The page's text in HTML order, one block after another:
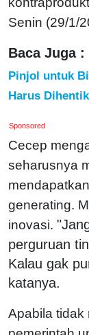
Senin (29/1/
Baca Juga :
Pinjol untuk
Harus
Sponsored
Cecep
seharusnya
generating.
inovasi.
perguruan
Kalau gak
katanya.
Apabila tidak